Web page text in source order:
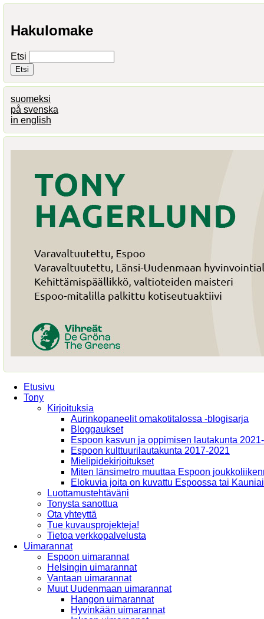
Hakulomake
Etsi
suomeksi
på svenska
in english
Etusivu
Tony
Kirjoituksia
Aurinkopaneelit omakotitalossa -blogisarja
Bloggaukset
Espoon kasvun ja oppimisen lautakunta
Espoon kulttuurilautakunta 2017-2021
Mielipidekirjoitukset
Miten länsimetro muuttaa Espoon
Elokuvia joita on kuvattu Espoossa tai
Luottamustehtäväni
Tonysta sanottua
Ota yhteyttä
Tue kuvausprojekteja!
Tietoa verkkopalvelusta
Uimarannat
Espoon uimarannat
Helsingin uimarannat
Vantaan uimarannat
Muut Uudenmaan uimarannat
Hangon uimarannat
Hyvinkään uimarannat